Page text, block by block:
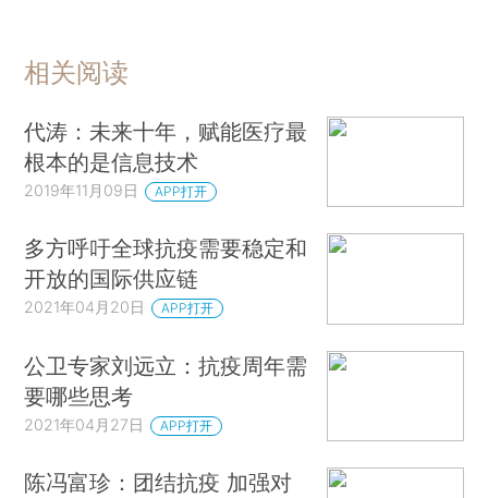
相关阅读
代涛：未来十年，赋能医疗最
根本的是信息技术
2019年11月09日 APP打开
多方呼吁全球抗疫需要稳定和
开放的国际供应链
2021年04月20日 APP打开
公卫专家刘远立：抗疫周年需
要哪些思考
2021年04月27日 APP打开
陈冯富珍：团结抗疫 加强对